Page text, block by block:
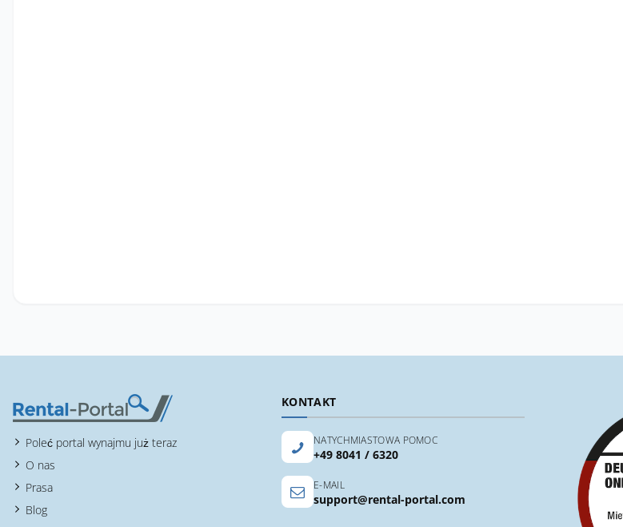
Poleć portal wynajmu już teraz
O nas
Prasa
Blog
KONTAKT
NATYCHMIASTOWA POMOC
+49 8041 / 6320
E-MAIL
support@rental-portal.com